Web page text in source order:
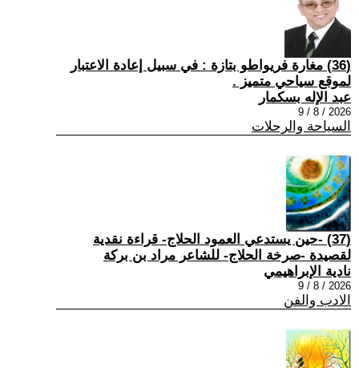
(36) مغارة فريواطو بتازة : في سبيل إعادة الاعتبار
لموقع سياحي متميز .
عبد الإله بسكمار
2026 / 8 / 9
السياحة والرحلات
(37) -حين يستدعي العمود الحلاج- قراءة نقدية
لقصيدة -صرخة الحلاج- للشاعر مراد بن بركة
نادية الإبراهيمي
2026 / 8 / 9
الادب والفن